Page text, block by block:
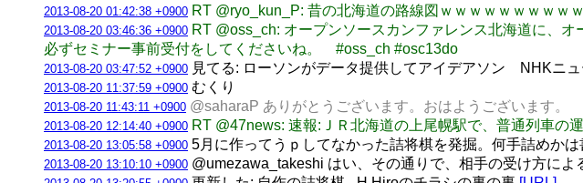
2013-08-20 01:42:38 +0900 RT @ryo_kun_P: 昔の北海道の路線図ｗｗｗｗｗｗｗｗｗ
2013-08-20 03:46:36 +0900 RT @oss_ch: オープンソースカンファレンス北海道に、
必ずセミナー事前受付をしてくださいね。 #oss_ch #osc13do
2013-08-20 03:47:52 +0900 見てる: ローソンがデータ提供してアイデアソン NHKニュ
2013-08-20 11:37:59 +0900 むくり
2013-08-20 11:43:11 +0900 @saharaP ありがとうございます。おはようございます。
2013-08-20 12:14:40 +0900 RT @47news: 速報:ＪＲ北海道の上尾幌駅で、普通列車の
2013-08-20 13:05:58 +0900 5月に作ってうｐしてなかった詰将棋を発掘。何手詰めかは
2013-08-20 13:10:10 +0900 @umezawa_takeshi はい、その通りで、相手の受け方によ